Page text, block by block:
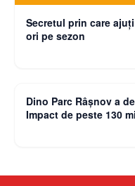
Secretul prin care
ori pe sezon
Dino Parc Râșnov a
Impact de peste 130